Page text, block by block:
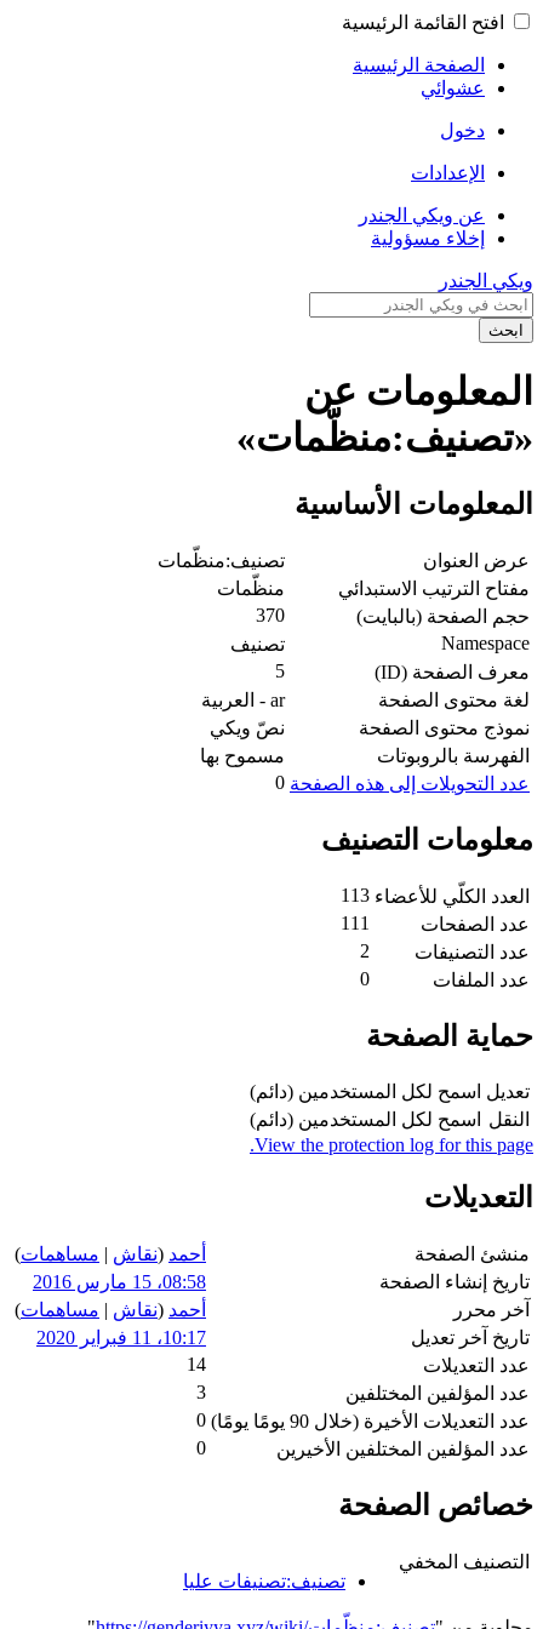
افتح القائمة الرئيسية
الصفحة الرئيسية
عشوائي
دخول
الإعدادات
عن ويكي الجندر
إخلاء مسؤولية
ويكي الجندر
ابحث
المعلومات عن
«تصنيف:منظّمات»
المعلومات الأساسية
عرض العنوان
تصنيف:منظّمات
مفتاح الترتيب الاستبدائي
منظّمات
حجم الصفحة (بالبايت)
370
Namespace
تصنيف
معرف الصفحة (ID)
5
لغة محتوى الصفحة
ar - العربية
نموذج محتوى الصفحة
نصّ ويكي
الفهرسة بالروبوتات
مسموح بها
عدد التحويلات إلى هذه الصفحة 0
معلومات التصنيف
العدد الكلّي للأعضاء 113
عدد الصفحات
111
عدد التصنيفات
2
عدد الملفات
0
حماية الصفحة
تعديل اسمح لكل المستخدمين (دائم)
النقل
اسمح لكل المستخدمين (دائم)
View the protection log for this page.
التعديلات
منشئ الصفحة أحمد (نقاش | مساهمات)
تاريخ إنشاء الصفحة
08:58، 15 مارس 2016
آخر محرر
أحمد (نقاش | مساهمات)
تاريخ آخر تعديل
10:17، 11 فبراير 2020
عدد التعديلات
14
عدد المؤلفين المختلفين
3
عدد التعديلات الأخيرة (خلال 90 يومًا يومًا)
0
عدد المؤلفين المختلفين الأخيرين
0
خصائص الصفحة
التصنيف المخفي
تصنيف:تصنيفات عليا